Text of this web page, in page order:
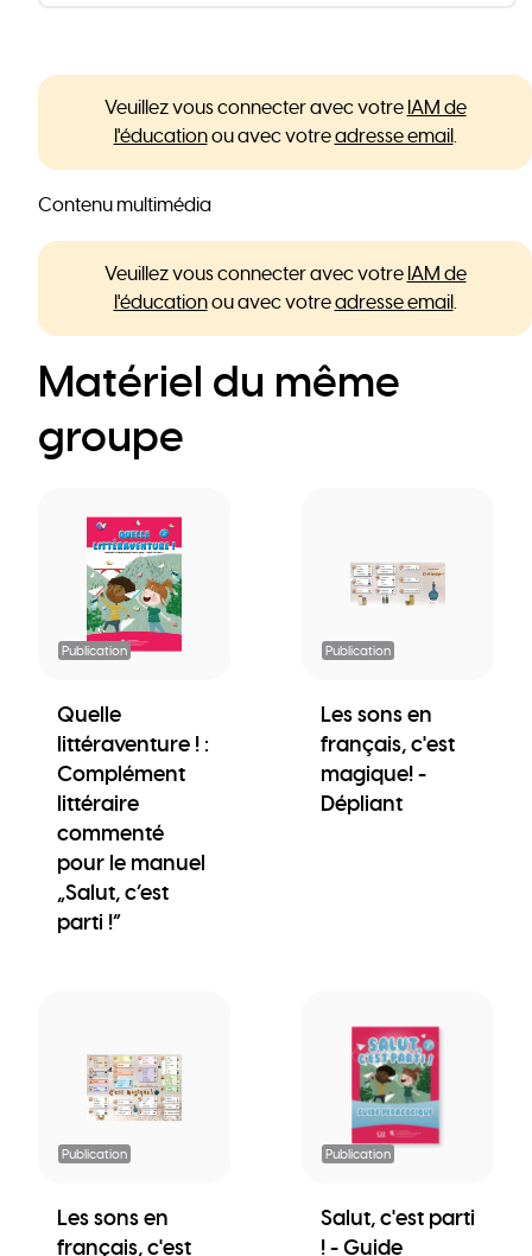
Veuillez vous connecter avec votre IAM de
l'éducationou avec votreadresse email.
Contenu multimédia
Veuillez vous connecter avec votre IAM de
l'éducationou avec votreadresse email.
Matériel du même
groupe
Publication
Quelle
littéraventure ! :
Complément
littéraire
commenté
pour le manuel
„Salut, c’est
parti !“
Publication
Les sons en
français, c'est
magique! -
Dépliant
Publication
Les sons en
français, c'est
Publication
Salut, c'est parti
! - Guide